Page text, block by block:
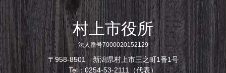
村上市役所
法人番号7000020152129
〒958-8501 新潟県村上市三之町1番1号
Tel：0254-53-2111（代表）